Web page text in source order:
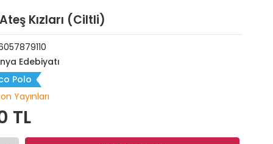
Kızları (Ciltli)
Edebiyatı
Polo
Yayınları
TL